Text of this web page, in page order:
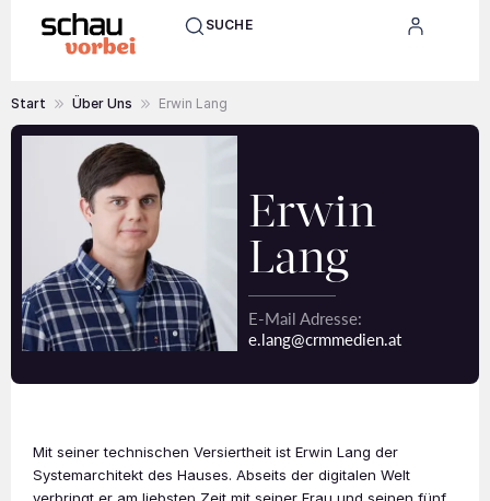
SUCHE
Start Über Uns Erwin Lang
Erwin
Lang
E-Mail Adresse:
e.lang@crmmedien.at
Mit seiner technischen Versiertheit ist Erwin Lang der
Systemarchitekt des Hauses. Abseits der digitalen Welt